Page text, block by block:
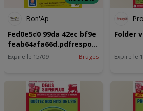
Bon'Ap
Fed0e5d0 99da 42ec bf9e
feab64afa66d.pdfresponse
content
dispositionattachment3B
82727Bon2527Ap2520
2520Buurtslagers2520
2520F2026 BAKO FOLDER
Expire le 15/09 Bruges
Folder
Expire le